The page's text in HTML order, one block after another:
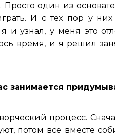
Просто один из
И с тех пор у них
и узнал, у меня это
время, и я решил
занимается
процесс.
потом все вместе